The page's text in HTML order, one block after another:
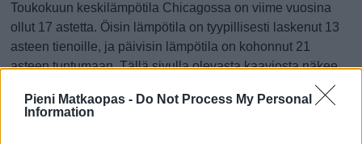
Pieni Matkaopas - Do Not Process My Personal
Information
Toukokuun keskilämpötila Chicagossa on viime vuosina
ollut 17 astetta. Öisin lämpötila on tyypillisesti laskenut 13
asteen tienoille, ja päivisin lämpötila on kohonnut 21
asteen tuntumaan. Tällä sivulla olevasta kaaviosta näkee,
toukokuussa viime vuosina ja vaihteluväli, jolla lämpötila